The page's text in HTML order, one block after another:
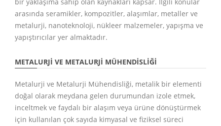
arasında seramikler, kompozitler, alaşımlar, metaller ve
metalurji, nanoteknoloji, nükleer malzemeler, yapışma ve
yapıştırıcılar yer almaktadır.
METALURJI VE METALURJI MÜHENDISLIĞI
Metalurji ve Metalurji Mühendisliği, metalik bir elementi
doğal olarak meydana gelen durumundan izole etmek,
inceltmek ve faydalı bir alaşım veya ürüne dönüştürmek
için kullanılan çok sayıda kimyasal ve fiziksel süreci